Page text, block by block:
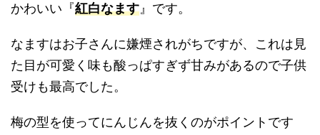
かわいい『紅白なます』です。
なますはお子さんに嫌煙されがちですが、これは見
た目が可愛く味も酸っぱすぎず甘みがあるので子供
受けも最高でした。
梅の型を使ってにんじんを抜くのがポイントです